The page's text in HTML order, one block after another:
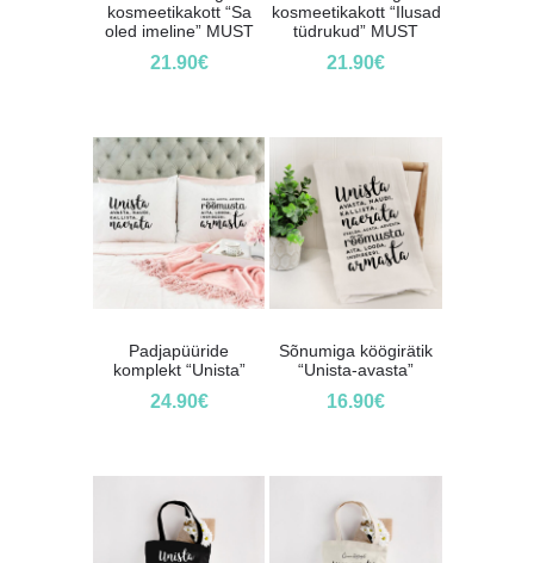
kosmeetikakott “Sa
oled imeline” MUST
21.90€
kosmeetikakott “Ilusad
tüdrukud” MUST
21.90€
Padjapüüride
komplekt “Unista”
24.90€
Sõnumiga köögirätik
“Unista-avasta”
16.90€